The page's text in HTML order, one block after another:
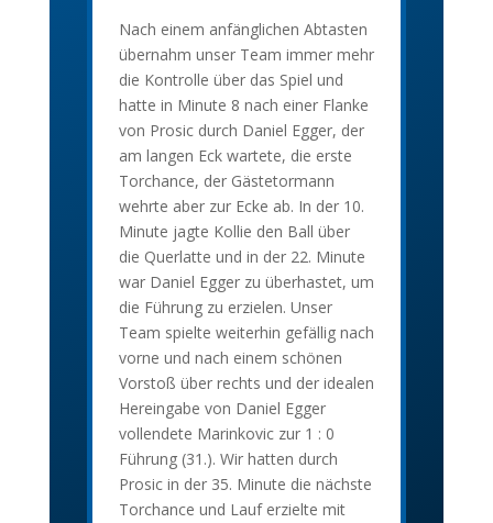
Nach einem anfänglichen Abtasten
übernahm unser Team immer mehr
die Kontrolle über das Spiel und
hatte in Minute 8 nach einer Flanke
von Prosic durch Daniel Egger, der
am langen Eck wartete, die erste
Torchance, der Gästetormann
wehrte aber zur Ecke ab. In der 10.
Minute jagte Kollie den Ball über
die Querlatte und in der 22. Minute
war Daniel Egger zu überhastet, um
die Führung zu erzielen. Unser
Team spielte weiterhin gefällig nach
vorne und nach einem schönen
Vorstoß über rechts und der idealen
Hereingabe von Daniel Egger
vollendete Marinkovic zur 1 : 0
Führung (31.). Wir hatten durch
Prosic in der 35. Minute die nächste
Torchance und Lauf erzielte mit